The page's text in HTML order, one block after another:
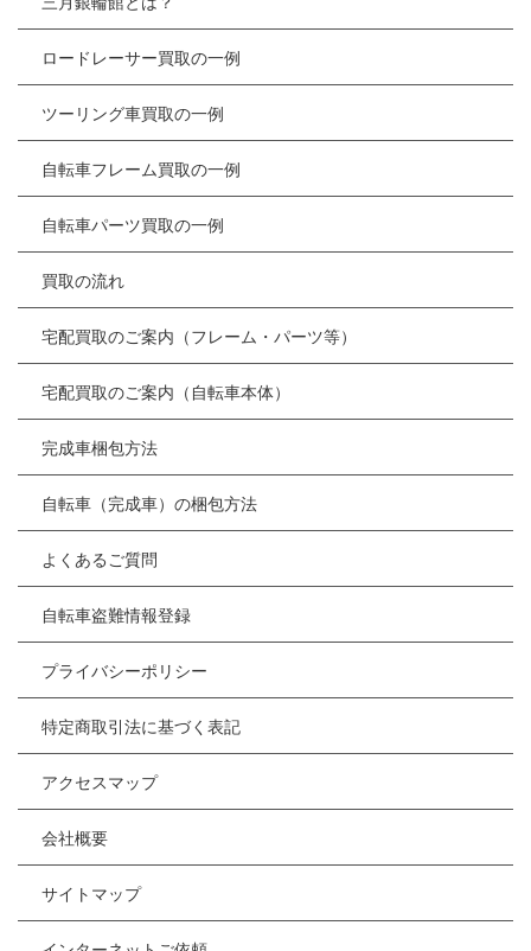
ロードレーサー買取の一例
ツーリング車買取の一例
自転車フレーム買取の一例
自転車パーツ買取の一例
買取の流れ
宅配買取のご案内（フレーム・パーツ等）
宅配買取のご案内（自転車本体）
完成車梱包方法
自転車（完成車）の梱包方法
よくあるご質問
自転車盗難情報登録
プライバシーポリシー
特定商取引法に基づく表記
アクセスマップ
会社概要
サイトマップ